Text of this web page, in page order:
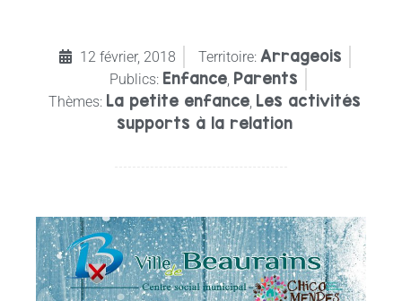
12 février, 2018 Territoire: Arrageois
Publics: Enfance Parents
Thèmes: La petite enfance Les activités
supports à la relation